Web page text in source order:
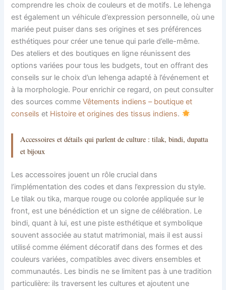
comprendre les choix de couleurs et de motifs. Le lehenga
est également un véhicule d’expression personnelle, où une
mariée peut puiser dans ses origines et ses préférences
esthétiques pour créer une tenue qui parle d’elle-même.
Des ateliers et des boutiques en ligne réunissent des
options variées pour tous les budgets, tout en offrant des
conseils sur le choix d’un lehenga adapté à l’événement et
à la morphologie. Pour enrichir ce regard, on peut consulter
des sources commeVêtements indiens – boutique et
conseils et Histoire et origines des tissus indiens.
Accessoires et détails qui parlent de culture : tilak, bindi, dupatta
et bijoux
Les accessoires jouent un rôle crucial dans
l’implémentation des codes et dans l’expression du style.
Le tilak ou tika, marque rouge ou colorée appliquée sur le
front, est une bénédiction et un signe de célébration. Le
bindi, quant à lui, est une piste esthétique et symbolique
souvent associée au statut matrimonial, mais il est aussi
utilisé comme élément décoratif dans des formes et des
couleurs variées, compatibles avec divers ensembles et
communautés. Les bindis ne se limitent pas à une tradition
particulière: ils traversent les cultures et ajoutent une